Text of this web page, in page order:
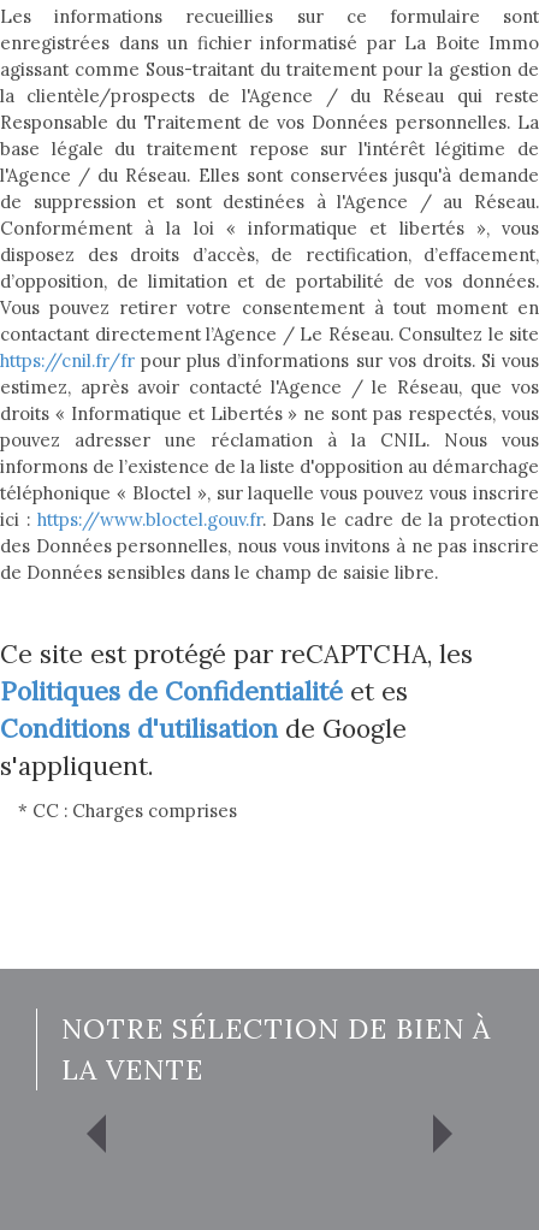
Les informations recueillies sur ce formulaire sont
enregistrées dans un fichier informatisé par La Boite Immo
agissant comme Sous-traitant du traitement pour la gestion de
la clientèle/prospects de l'Agence / du Réseau qui reste
Responsable du Traitement de vos Données personnelles. La
base légale du traitement repose sur l'intérêt légitime de
l'Agence / du Réseau. Elles sont conservées jusqu'à demande
de suppression et sont destinées à l'Agence / au Réseau.
Conformément à la loi « informatique et libertés », vous
disposez des droits d’accès, de rectification, d’effacement,
d’opposition, de limitation et de portabilité de vos données.
Vous pouvez retirer votre consentement à tout moment en
contactant directement l’Agence / Le Réseau. Consultez le site
https://cnil.fr/fr pour plus d’informations sur vos droits. Si vous
estimez, après avoir contacté l'Agence / le Réseau, que vos
droits « Informatique et Libertés » ne sont pas respectés, vous
pouvez adresser une réclamation à la CNIL. Nous vous
informons de l’existence de la liste d'opposition au démarchage
téléphonique « Bloctel », sur laquelle vous pouvez vous inscrire
ici : https://www.bloctel.gouv.fr. Dans le cadre de la protection
des Données personnelles, nous vous invitons à ne pas inscrire
de Données sensibles dans le champ de saisie libre.
Ce site est protégé par reCAPTCHA, les
Politiques de Confidentialité et es
Conditions d'utilisationde Google
s'appliquent.
* CC : Charges comprises
NOTRE SÉLECTION DE BIEN À
LA VENTE